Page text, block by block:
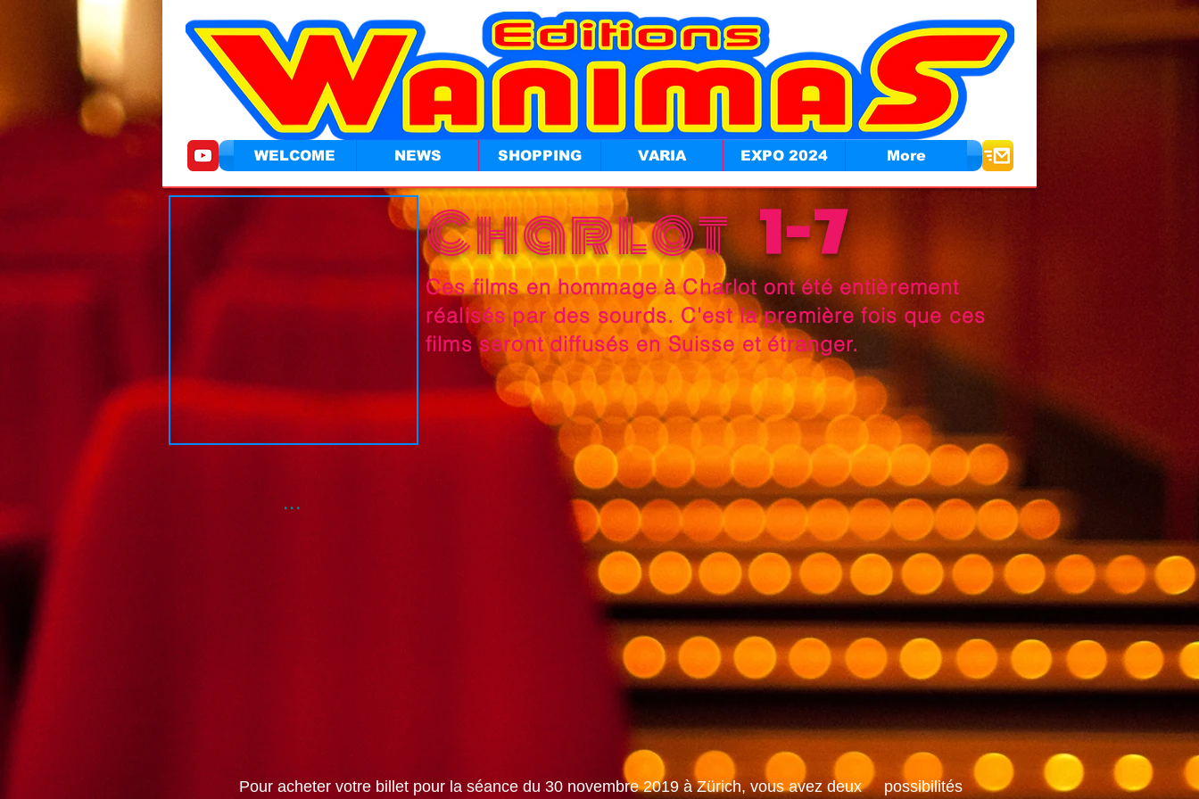
WELCOME NEWS SHOPPING VARIA EXPO 2024 More
...
Charlot1-7
Ces films en hommage à Charlot ont été entièrement
réalisés par des sourds. C'est la première fois que ces
films seront diffusés en Suisse et étranger.
Pour acheter votre billet pour la séance du 30 novembre 2019 à Zürich, vous avez deux possibilités